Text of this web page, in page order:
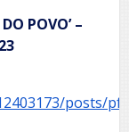
POVO’ –
posts/